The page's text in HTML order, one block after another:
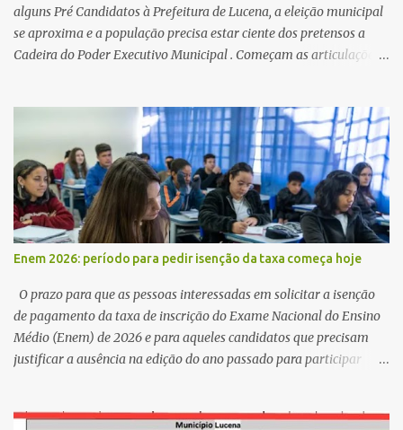
alguns Pré Candidatos à Prefeitura de Lucena, a eleição municipal
se aproxima e a população precisa estar ciente dos pretensos a
Cadeira do Poder Executivo Municipal . Começam as articulações e
Bandeira Valcinete Araújo e Professor Gerson Andrade há
possibilidade de mais nomes aparecer , ficaremos no aguardo para
trazer mais informações. A primeira entrevista foi com o
inimaginável Gerson Andrade ,Professor da Rede Municipal
(efetivo), supervisor, Formado em Pedagogia e Biomedicina pela
UFPB. Leciona no Otto Illi, Gilberto Inácio, Ellinora Dornellas
,Escola Américo Falcão. Gerson nos contou que a idéia de disputar
a prefeitura veio de um sonho há 5 anos atrás, e também por
acreditar que o trabalho dos seus companheiros principalmente
da zona rural deve ser mais valorizado e que eles serão a Fortalez...
Enem 2026: período para pedir isenção da taxa começa hoje
O prazo para que as pessoas interessadas em solicitar a isenção
de pagamento da taxa de inscrição do Exame Nacional do Ensino
Médio (Enem) de 2026 e para aqueles candidatos que precisam
justificar a ausência na edição do ano passado para participar
eletrônico da Página do Participante do Enem com o login único